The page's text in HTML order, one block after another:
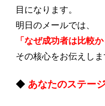
目になります。
明日のメールでは、
「なぜ成功者は比較
その核心をお伝えしま
◆ あなたのステー